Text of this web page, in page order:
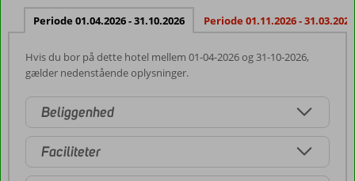
Periode 01.04.2026 - 31.10.2026 Periode 01.11.2026 - 31.03.2027
Hvis du bor på dette hotel mellem 01-04-2026 og 31-10-2026,
gælder nedenstående oplysninger.
Beliggenhed
Faciliteter